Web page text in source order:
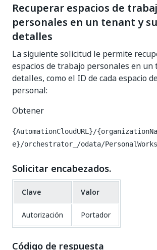
Recuperar espacios de
personales en un tenant y
detalles
La siguiente solicitud le permite
espacios de trabajo personales en un
detalles, como el ID de cada espacio
personal:
Obtener
{AutomationCloudURL}/
e}/orchestrator_/odata/
Solicitar encabezados.
Clave Valor
Autorización Portador
Código de respuesta